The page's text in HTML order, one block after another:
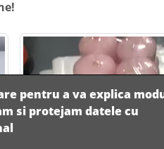
pentru a va explica
si protejam datele cu